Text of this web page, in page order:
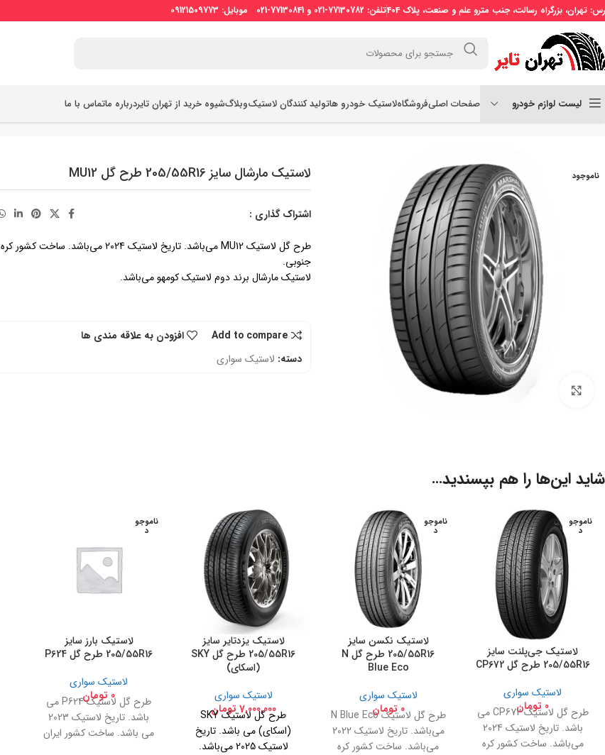
تهران، بزرگراه رسالت، جنب مترو علم و صنعت، پلاک 404 تلفن: 77130782-021 و 77130841-021 موبایل: 09121509773
لیست لوازم خودرو صفحات اصلیفروشگاهلاستیک خودرو هاتولید کنندگان لاستیکوبلاگشیوه خرید از تهران تایردرباره ماتماس با ما
خانه لاستیک سواری لاستیک مارشال سایز 205/55R16 طرح گل MU12
ناموجود
برای بزرگنمایی کلیک کنید
لاستیک مارشال سایز 205/55R16 طرح گل MU12
اشتراک گذاری :
طرح گل لاستیک MU12 می‌باشد. تاریخ لاستیک 2024 می‌باشد. ساخت کشور کره
جنوبی.
لاستیک مارشال برند دوم لاستیک کومهو می‌باشد.
Add to compare
افزودن به علاقه مندی ها
دسته: لاستیک سواری
شاید این‌ها را هم بپسندید…
ناموجو
د
لاستیک جی‌پلنت سایز
205/55R16 طرح گل CP672
لاستیک سواری
0 تومان
طرح گل لاستیک CP672 می
باشد. تاریخ لاستیک 2024
می‌باشد. ساخت کشور کره
ناموجو
د
لاستیک نکسن سایز
205/55R16 طرح گل N
Blue Eco
لاستیک سواری
0 تومانطرح گل لاستیک N Blue Eco
می‌باشد. تاریخ لاستیک 2022
می‌باشد. ساخت کشور کره
لاستیک یزدتایر سایز
205/55R16 طرح گل SKY
(اسکای)
لاستیک سواری
7,000,000تومانطرح گل لاستیک SKY
(اسکای) می باشد. تاریخ
لاستیک 2025 می‌باشد.
ناموجو
د
لاستیک بارز سایز
205/55R16 طرح گل P624
لاستیک سواری
0 تومان
طرح گل لاستیک P624 می
باشد. تاریخ لاستیک 2023
می باشد. ساخت کشور ایران